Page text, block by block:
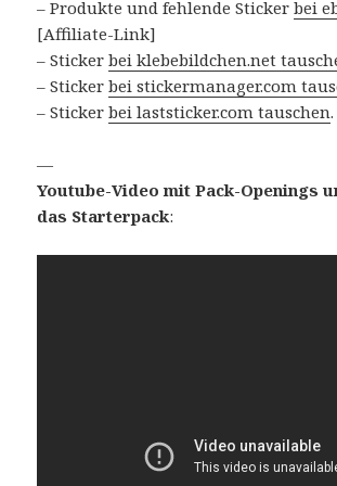
– Produkte und fehlende Stickerbei
[Affiliate-Link]
– Stickerbei klebebildchen.net
– Stickerbei stickermanager.com
– Stickerbei laststicker.com tauschen.
—
Youtube-Video mit Pack-Openings
das Starterpack: